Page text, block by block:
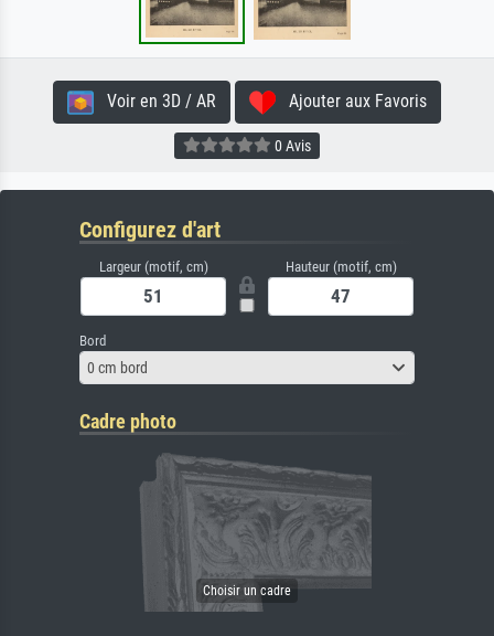
Voir en 3D / AR Ajouter aux Favoris
0 Avis
Configurez d'art
Largeur (motif, cm) Hauteur (motif, cm)
Bord
0 cm bord
Cadre photo